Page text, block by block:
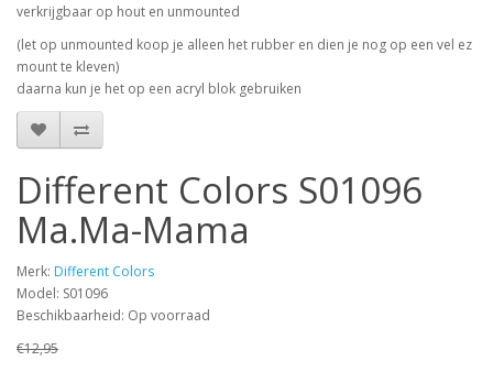
verkrijgbaar op hout en unmounted
(let op unmounted koop je alleen het rubber en dien je nog op een vel ez
mount te kleven)
daarna kun je het op een acryl blok gebruiken
Different Colors S01096
Ma.Ma-Mama
Merk: Different Colors
Model: S01096
Beschikbaarheid: Op voorraad
€12,95